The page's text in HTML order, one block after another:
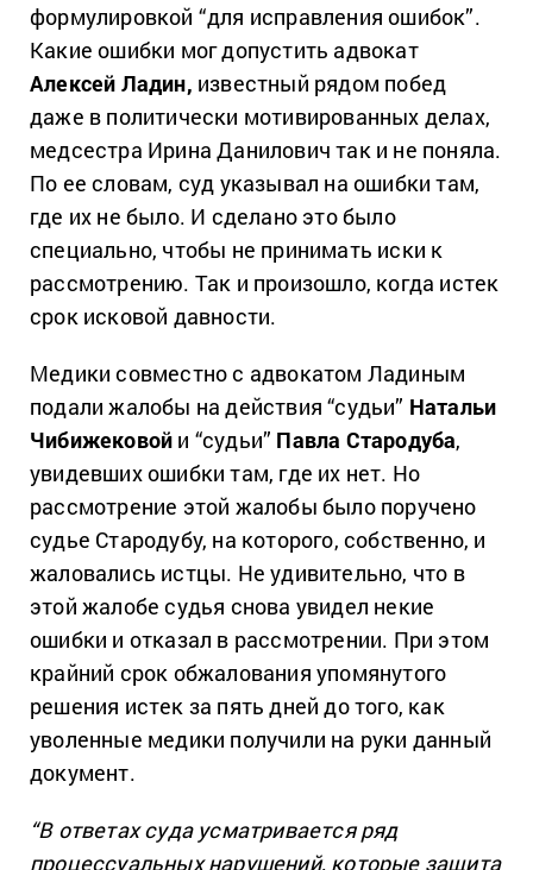
формулировкой “для исправления ошибок”.
Какие ошибки мог допустить адвокат
Алексей Ладин, известный рядом побед
даже в политически мотивированных делах,
медсестра Ирина Данилович так и не поняла.
По ее словам, суд указывал на ошибки там,
где их не было. И сделано это было
специально, чтобы не принимать иски к
рассмотрению. Так и произошло, когда истек
срок исковой давности.
Медики совместно с адвокатом Ладиным
подали жалобы на действия “судьи” Натальи
Чибижековой и “судьи” Павла Стародуба,
увидевших ошибки там, где их нет. Но
рассмотрение этой жалобы было поручено
судье Стародубу, на которого, собственно, и
жаловались истцы. Не удивительно, что в
этой жалобе судья снова увидел некие
ошибки и отказал в рассмотрении. При этом
крайний срок обжалования упомянутого
решения истек за пять дней до того, как
уволенные медики получили на руки данный
документ.
“В ответах суда усматривается ряд
процессуальных нарушений, которые защита